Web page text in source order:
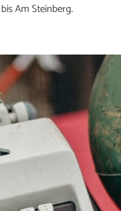
Am Steinberg.